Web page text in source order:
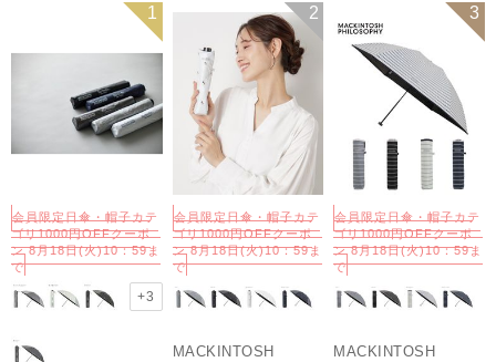
1
会員限定日傘・帽子カテ
ゴリ1000円OFFクーポ
ン 8月18日(火)10：59ま
で
+3
2
会員限定日傘・帽子カテ
ゴリ1000円OFFクーポ
ン 8月18日(火)10：59ま
で
MACKINTOSH
3
会員限定日傘・帽子カテ
ゴリ1000円OFFクーポ
ン 8月18日(火)10：59ま
で
MACKINTOSH